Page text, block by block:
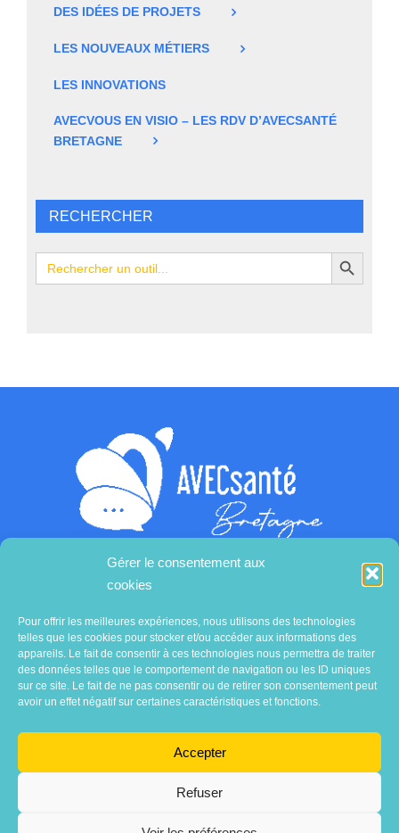
Gérer le consentement aux
cookies
Pour offrir les meilleures expériences, nous utilisons des technologies
telles que les cookies pour stocker et/ou accéder aux informations des
appareils. Le fait de consentir à ces technologies nous permettra de traiter
des données telles que le comportement de navigation ou les ID uniques
sur ce site. Le fait de ne pas consentir ou de retirer son consentement peut
avoir un effet négatif sur certaines caractéristiques et fonctions.
Accepter
Refuser
DES IDÉES DE PROJETS
LES NOUVEAUX MÉTIERS
LES INNOVATIONS
AVECVOUS EN VISIO – LES RDV D’AVECSANTÉ
BRETAGNE
RECHERCHER
Search
for:
Search Button
Contactez-nous